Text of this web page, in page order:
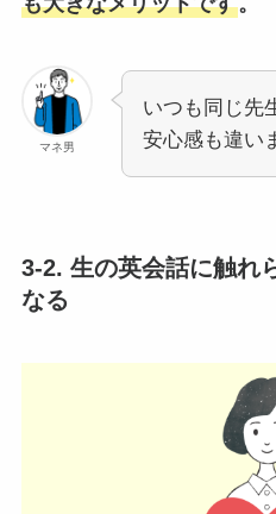
マネ男
いつも同じ先
安心感も違い
3-2. 生の英会話に触れ
なる